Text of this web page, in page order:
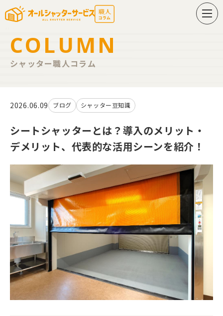
シートシャッターとは？導入のメリット・デメリット、代表的な活用シーンを紹
COLUMN
シャッター職人コラム
2026.06.09 ブログ シャッター豆知識
シートシャッターとは？導入のメリット・
デメリット、代表的な活用シーンを紹介！